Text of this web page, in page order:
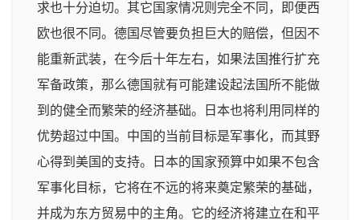
求也十分迫切。其它国家情况则完全不同，即便西
欧也很不同。德国尽管要负担巨大的赔偿，但因不
能重新武装，在今后十年左右，如果法国推行扩充
军备政策，那么德国就有可能建设起法国所不能做
到的健全而繁荣的经济基础。日本也将利用同样的
优势超过中国。中国的当前目标是军事化，而其野
心得到美国的支持。日本的国家预算中如果不包含
军事化目标，它将在不远的将来奠定繁荣的基础，
并成为东方贸易中的主角。它的经济将建立在和平